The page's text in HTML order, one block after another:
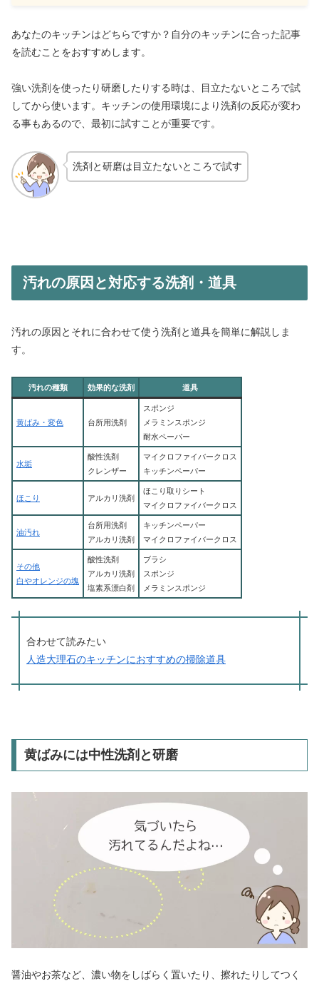
あなたのキッチンはどちらですか？自分のキッチンに合った記事
を読むことをおすすめします。
強い洗剤を使ったり研磨したりする時は、目立たないところで試
してから使います。キッチンの使用環境により洗剤の反応が変わ
る事もあるので、最初に試すことが重要です。
洗剤と研磨は目立たないところで試す
汚れの原因と対応する洗剤・道具
汚れの原因とそれに合わせて使う洗剤と道具を簡単に解説しま
す。
汚れの種類 効果的な洗剤 道具
黄ばみ・変色 台所用洗剤
スポンジ
メラミンスポンジ
耐水ペーパー
水垢
酸性洗剤
クレンザー
マイクロファイバークロス
キッチンペーパー
ほこり アルカリ洗剤
ほこり取りシート
マイクロファイバークロス
油汚れ
台所用洗剤
アルカリ洗剤
キッチンペーパー
マイクロファイバークロス
その他
白やオレンジの塊
酸性洗剤
アルカリ洗剤
塩素系漂白剤
ブラシ
スポンジ
メラミンスポンジ
合わせて読みたい
人造大理石のキッチンにおすすめの掃除道具
黄ばみには中性洗剤と研磨
醤油やお茶など、濃い物をしばらく置いたり、擦れたりしてつく